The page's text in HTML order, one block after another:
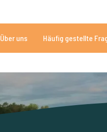
Über uns Häufig gestellte